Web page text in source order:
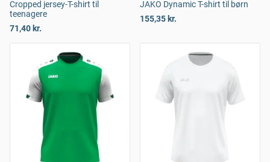
Cropped jersey-T-shirt til
teenagere
71,40 kr.
JAKO Dynamic T-shirt til børn
155,35 kr.